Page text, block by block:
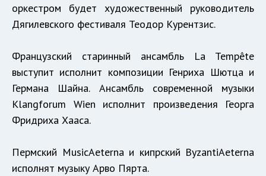
оркестром будет художественный руководитель
Дягилевского фестиваля Теодор Курентзис.
Французский старинный ансамбль La Tempête
выступит исполнит композиции Генриха Шютца и
Германа Шайна. Ансамбль современной музыки
Klangforum Wien исполнит произведения Георга
Фридриха Хааса.
Пермский MusicAeterna и кипрский ByzantiAeterna
исполнят музыку Арво Пярта.